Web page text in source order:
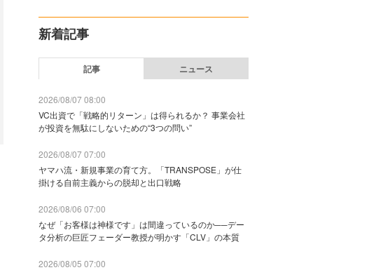
新着記事
記事 ニュース
2026/08/07 08:00
VC出資で「戦略的リターン」は得られるか？ 事業会社
が投資を無駄にしないための“3つの問い”
2026/08/07 07:00
ヤマハ流・新規事業の育て方。「TRANSPOSE」が仕
掛ける自前主義からの脱却と出口戦略
2026/08/06 07:00
なぜ「お客様は神様です」は間違っているのか──デー
タ分析の巨匠フェーダー教授が明かす「CLV」の本質
2026/08/05 07:00